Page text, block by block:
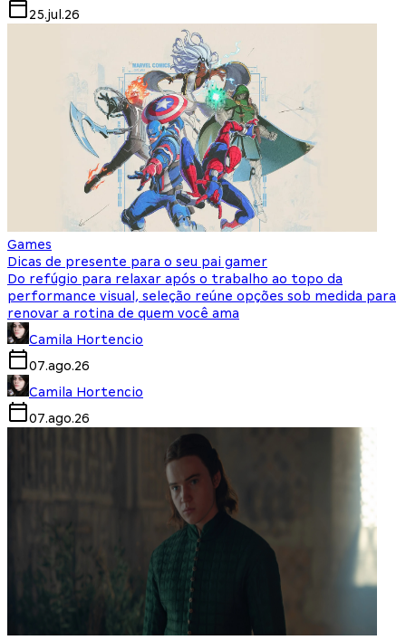
25.jul.26
Games
Dicas de presente para o seu pai gamer
Do refúgio para relaxar após o trabalho ao topo da
performance visual, seleção reúne opções sob medida para
renovar a rotina de quem você ama
Camila Hortencio
07.ago.26
Camila Hortencio
07.ago.26